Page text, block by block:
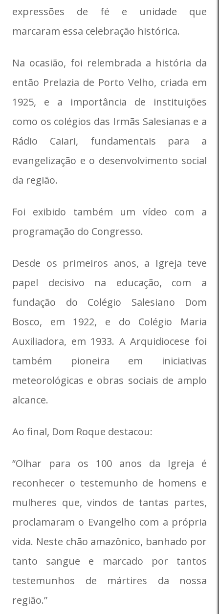
expressões de fé e unidade que
marcaram essa celebração histórica.
Na ocasião, foi relembrada a história da
então Prelazia de Porto Velho, criada em
1925, e a importância de instituições
como os colégios das Irmãs Salesianas e a
Rádio Caiari, fundamentais para a
evangelização e o desenvolvimento social
da região.
Foi exibido também um vídeo com a
programação do Congresso.
Desde os primeiros anos, a Igreja teve
papel decisivo na educação, com a
fundação do Colégio Salesiano Dom
Bosco, em 1922, e do Colégio Maria
Auxiliadora, em 1933. A Arquidiocese foi
também pioneira em iniciativas
meteorológicas e obras sociais de amplo
alcance.
Ao final, Dom Roque destacou:
“Olhar para os 100 anos da Igreja é
reconhecer o testemunho de homens e
mulheres que, vindos de tantas partes,
proclamaram o Evangelho com a própria
vida. Neste chão amazônico, banhado por
tanto sangue e marcado por tantos
testemunhos de mártires da nossa
região.”